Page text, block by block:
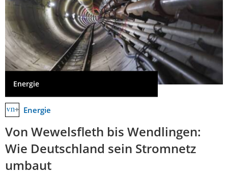
Energie
Energie
Von Wewelsfleth bis Wendlingen:
Wie Deutschland sein Stromnetz
umbaut